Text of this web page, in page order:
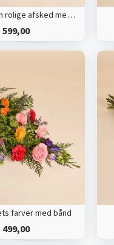
Bårebuket til den rolige afsked med bånd
599,00
farver med bånd
499,00